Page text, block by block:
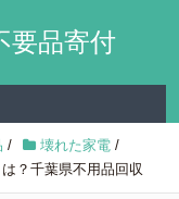
要品寄付
/ 壊れた家電 /
？千葉県不用品回収